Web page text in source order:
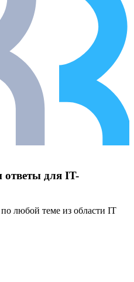
для IT-
любой теме из области IT